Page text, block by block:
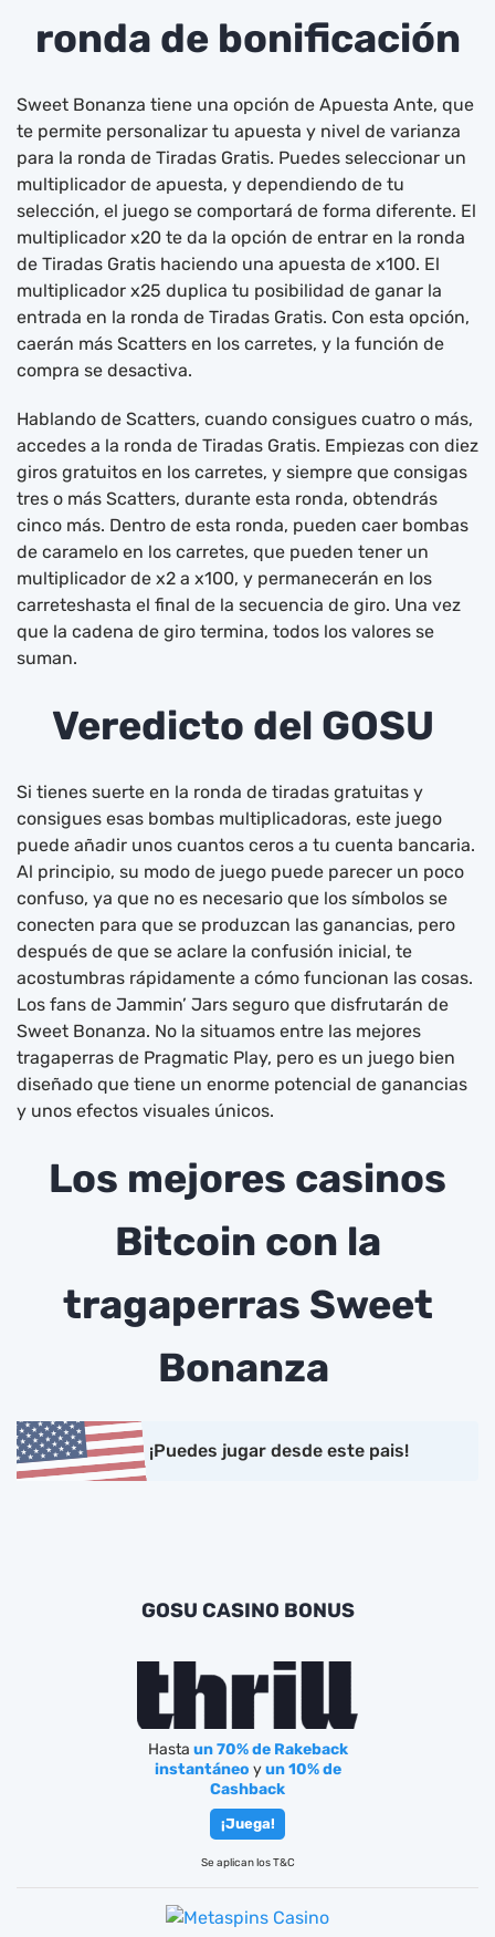
ronda de bonificación
Sweet Bonanza tiene una opción de Apuesta Ante, que
te permite personalizar tu apuesta y nivel de varianza
para la ronda de Tiradas Gratis. Puedes seleccionar un
multiplicador de apuesta, y dependiendo de tu
selección, el juego se comportará de forma diferente. El
multiplicador x20 te da la opción de entrar en la ronda
de Tiradas Gratis haciendo una apuesta de x100. El
multiplicador x25 duplica tu posibilidad de ganar la
entrada en la ronda de Tiradas Gratis. Con esta opción,
caerán más Scatters en los carretes, y la función de
compra se desactiva.
Hablando de Scatters, cuando consigues cuatro o más,
accedes a la ronda de Tiradas Gratis. Empiezas con diez
giros gratuitos en los carretes, y siempre que consigas
tres o más Scatters, durante esta ronda, obtendrás
cinco más. Dentro de esta ronda, pueden caer bombas
de caramelo en los carretes, que pueden tener un
multiplicador de x2 a x100, y permanecerán en los
carreteshasta el final de la secuencia de giro. Una vez
que la cadena de giro termina, todos los valores se
suman.
Veredicto del GOSU
Si tienes suerte en la ronda de tiradas gratuitas y
consigues esas bombas multiplicadoras, este juego
puede añadir unos cuantos ceros a tu cuenta bancaria.
Al principio, su modo de juego puede parecer un poco
confuso, ya que no es necesario que los símbolos se
conecten para que se produzcan las ganancias, pero
después de que se aclare la confusión inicial, te
acostumbras rápidamente a cómo funcionan las cosas.
Los fans de Jammin’ Jars seguro que disfrutarán de
Sweet Bonanza. No la situamos entre las mejores
tragaperras de Pragmatic Play, pero es un juego bien
diseñado que tiene un enorme potencial de ganancias
y unos efectos visuales únicos.
Los mejores casinos
Bitcoin con la
tragaperras Sweet
Bonanza
¡Puedes jugar desde este pais!
GOSU CASINO BONUS
Hasta un 70% de Rakeback
instantáneo yun 10% de
Cashback
¡Juega!
Se aplican los T&C